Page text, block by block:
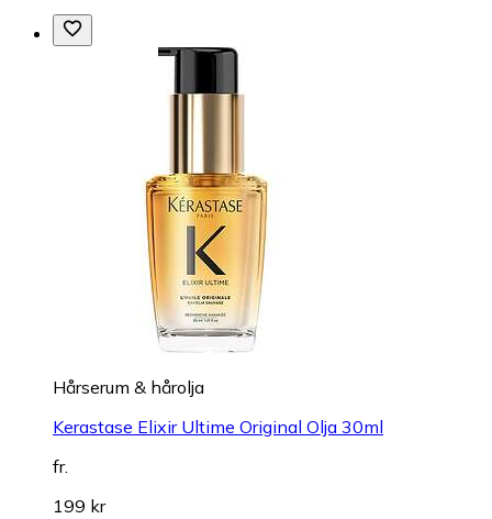
Hårserum & hårolja
Kerastase Elixir Ultime Original Olja 30ml
fr.
199 kr